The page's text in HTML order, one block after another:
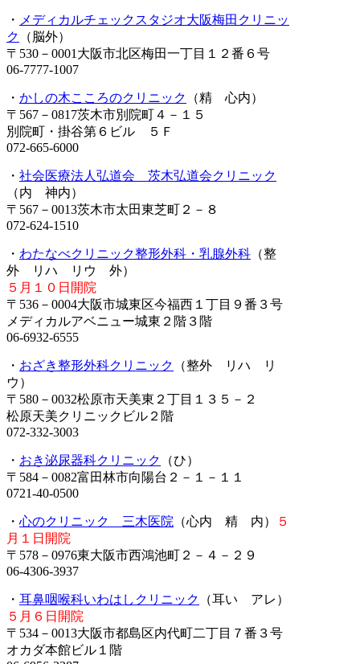
・ メディカルチェックスタジオ大阪梅田クリニッ
ク
（脳外）
〒530－0001大阪市北区梅田一丁目１２番６号
06-7777-1007
・ かしの木こころのクリニック
（精 心内）
〒567－0817茨木市別院町４－１５
別院町・掛谷第６ビル ５Ｆ
072-665-6000
・ 社会医療法人弘道会 茨木弘道会クリニック
（内 神内）
〒567－0013茨木市太田東芝町２－８
072-624-1510
・ わたなべクリニック整形外科・乳腺外科 （整
外 リハ リウ 外）
５月１０日開院
〒536－0004大阪市城東区今福西１丁目９番３号
メディカルアベニュー城東２階３階
06-6932-6555
・ おざき整形外科クリニック
（整外 リハ リ
ウ）
〒580－0032松原市天美東２丁目１３５－２
松原天美クリニックビル２階
072-332-3003
・ おき泌尿器科クリニック
（ひ）
〒584－0082富田林市向陽台２－１－１１
0721-40-0500
・ 心のクリニック 三木医院 （心内 精 内）
５
月１日開院
〒578－0976東大阪市西鴻池町２－４－２９
06-4306-3937
・ 耳鼻咽喉科いわはしクリニック
（耳い アレ）
５月６日開院
〒534－0013大阪市都島区内代町二丁目７番３号
オカダ本館ビル１階